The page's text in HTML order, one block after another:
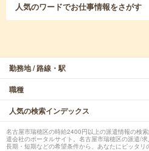
人気のワードでお仕事情報をさがす
勤務地 / 路線・駅
職種
人気の検索インデックス
名古屋市瑞穂区の時給2400円以上の派遣情報の検
遣会社のポータルサイト。名古屋市瑞穂区の派遣/
長期・短期などの希望条件から、あなたにピッタリ